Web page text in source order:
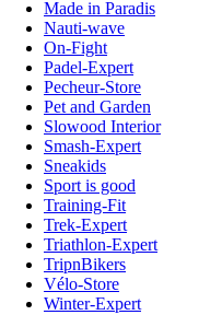
Made in Paradis
Nauti-wave
On-Fight
Padel-Expert
Pecheur-Store
Pet and Garden
Slowood Interior
Smash-Expert
Sneakids
Sport is good
Training-Fit
Trek-Expert
Triathlon-Expert
TripnBikers
Vélo-Store
Winter-Expert